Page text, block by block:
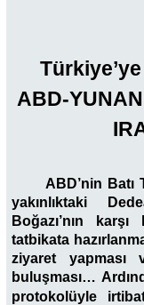
ABD-YUNAN
ABD’nin Batı
yakınlıktaki
Boğazı’nın
tatbikata
ziyaret
buluşması…
protokolüyle